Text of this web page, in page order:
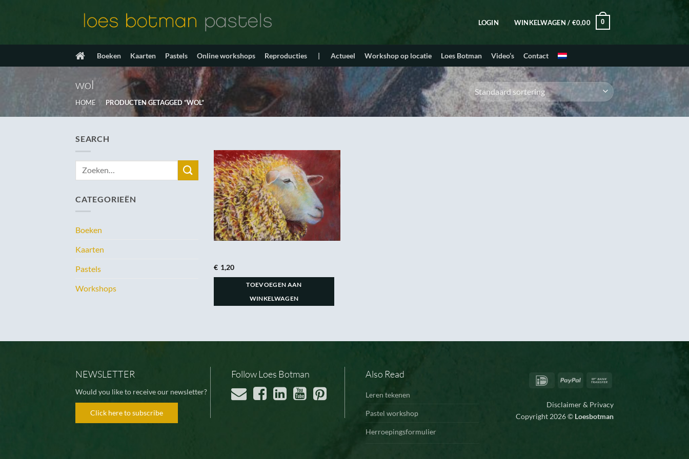
LOGIN WINKELWAGEN / €0,00 0
Boeken Kaarten Pastels Online workshops Reproducties | Actueel Workshop op locatie Loes Botman Video’s Contact
wol
HOME / PRODUCTEN GETAGGED “WOL”
SEARCH
Zoeken
CATEGORIEËN
Boeken
Kaarten
Pastels
Workshops
€ 1,20
TOEVOEGEN AAN
WINKELWAGEN
NEWSLETTER
Would you like to receive our newsletter?
Click here to subscribe
Follow Loes Botman Also Read
Leren tekenen
Pastel workshop
Herroepingsformulier
IDeal PayPal
Disclaimer & Privacy
Copyright 2026 © Loesbotman